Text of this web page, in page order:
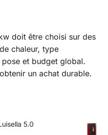
doit être choisi sur des
chaleur, type
et budget global.
un achat durable.
5.0